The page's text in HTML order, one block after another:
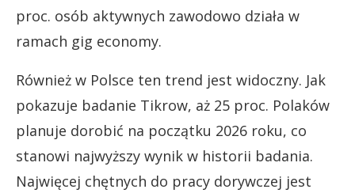
proc. osób aktywnych zawodowo działa w
ramach gig economy.
Również w Polsce ten trend jest widoczny. Jak
pokazuje badanie Tikrow, aż 25 proc. Polaków
planuje dorobić na początku 2026 roku, co
stanowi najwyższy wynik w historii badania.
Najwięcej chętnych do pracy dorywczej jest